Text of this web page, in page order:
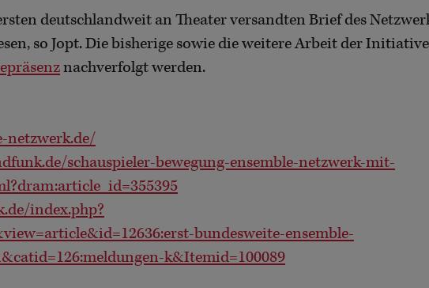
deutschlandweit an Theater versandten Brief des
so Jopt. Die bisherige sowie die weitere Arbeit der Initiative
nachverfolgt werden.
netzwerk.de/
schauspieler-bewegung-ensemble-netzwerk-mit-
index.php?
bundesweite-ensemble-
k&Itemid=100089